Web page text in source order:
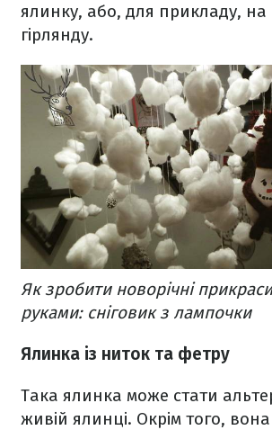
ялинку, або, для прикладу, на
гірлянду.
Як зробити новорічні
руками: сніговик з лампочки
Ялинка із ниток та фетру
Така ялинка може стати
живій ялинці. Окрім того,